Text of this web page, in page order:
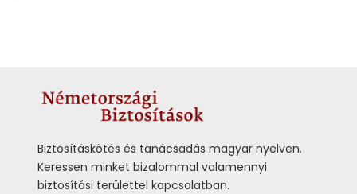
Biztosításkötés és tanácsadás magyar nyelven.
Keressen minket bizalommal valamennyi
biztosítási területtel kapcsolatban.